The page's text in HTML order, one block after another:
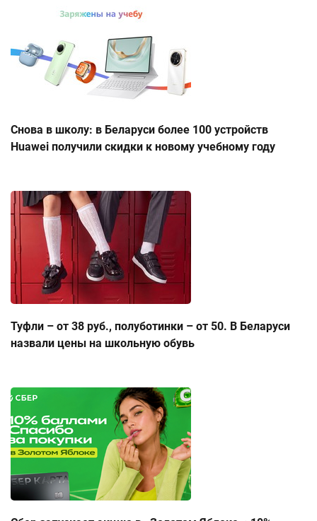
Снова в школу: в Беларуси более 100 устройств
Huawei получили скидки к новому учебному году
Туфли – от 38 руб., полуботинки – от 50. В Беларуси
назвали цены на школьную обувь